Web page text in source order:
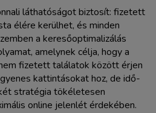
láthatóságot biztosít: fizetett
élére kerülhet, és minden
a keresőoptimalizálás
amelynek célja, hogy a
fizetett találatok között érjen
kattintásokat hoz, de idő-
stratégia tökéletesen
online jelenlét érdekében.